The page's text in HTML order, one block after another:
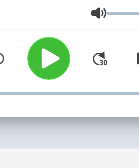
with the music, we
the music.
Volumen